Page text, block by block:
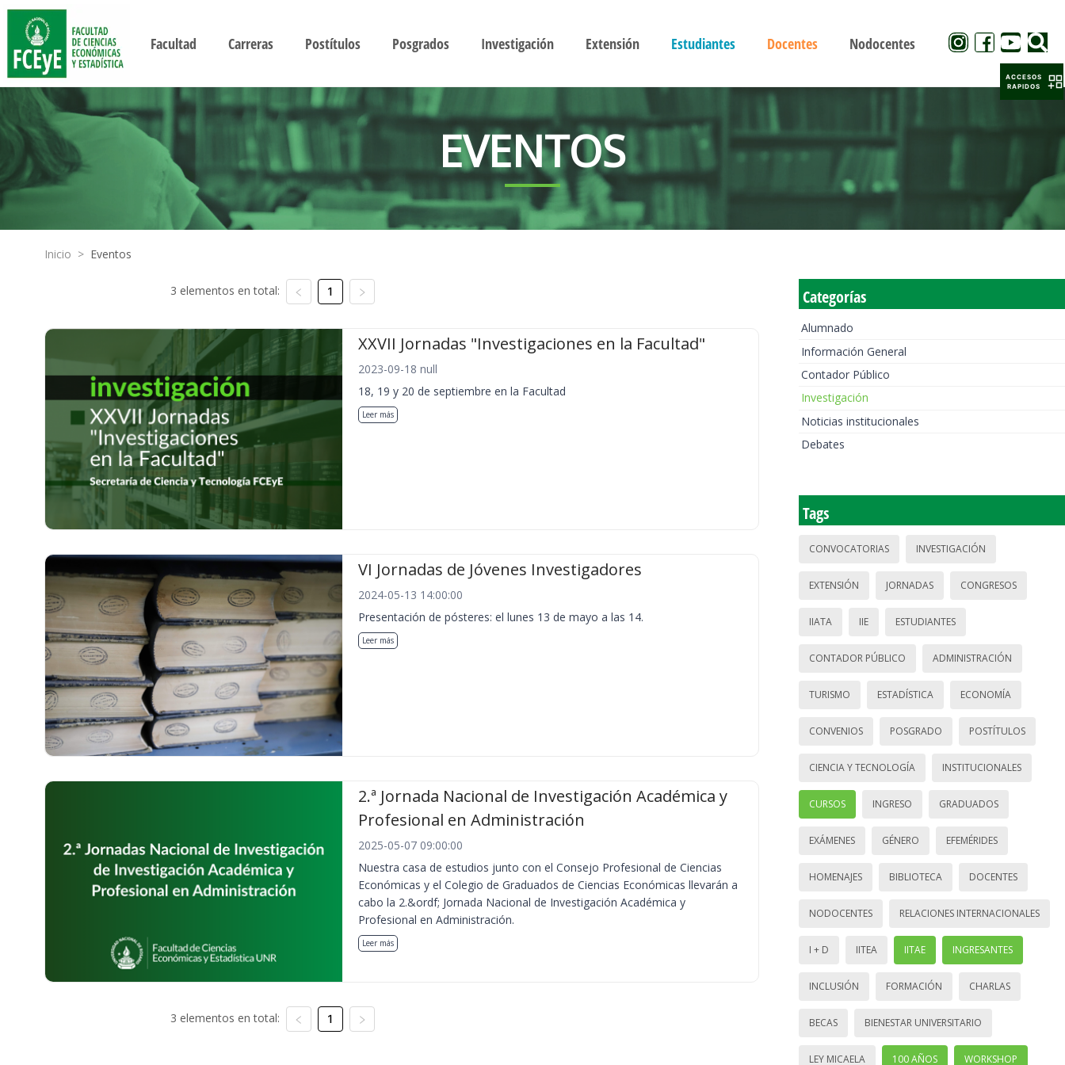
Facultad Carreras Postítulos Posgrados Investigación Extensión Estudiantes Docentes Nodocentes
EVENTOS
Inicio > Eventos
3 elementos en total: 1
XXVII Jornadas "Investigaciones en la Facultad"
2023-09-18 null
18, 19 y 20 de septiembre en la Facultad
Leer más
VI Jornadas de Jóvenes Investigadores
2024-05-13 14:00:00
Presentación de pósteres: el lunes 13 de mayo a las 14.
Leer más
2.ª Jornada Nacional de Investigación Académica y
Profesional en Administración
2025-05-07 09:00:00
Nuestra casa de estudios junto con el Consejo Profesional de Ciencias
Económicas y el Colegio de Graduados de Ciencias Económicas llevarán a
cabo la 2.&ordf; Jornada Nacional de Investigación Académica y
Profesional en Administración.
Leer más
3 elementos en total: 1
Categorías
Alumnado
Información General
Contador Público
Investigación
Noticias institucionales
Debates
Tags
CONVOCATORIAS INVESTIGACIÓN
EXTENSIÓN JORNADAS CONGRESOS
IIATA IIE ESTUDIANTES
CONTADOR PÚBLICO ADMINISTRACIÓN
TURISMO ESTADÍSTICA ECONOMÍA
CONVENIOS POSGRADO POSTÍTULOS
CIENCIA Y TECNOLOGÍA INSTITUCIONALES
CURSOS INGRESO GRADUADOS
EXÁMENES GÉNERO EFEMÉRIDES
HOMENAJES BIBLIOTECA DOCENTES
NODOCENTES RELACIONES INTERNACIONALES
I + D IITEA IITAE INGRESANTES
INCLUSIÓN FORMACIÓN CHARLAS
BECAS BIENESTAR UNIVERSITARIO
LEY MICAELA 100 AÑOS WORKSHOP
ACCESOS
RAPIDOS